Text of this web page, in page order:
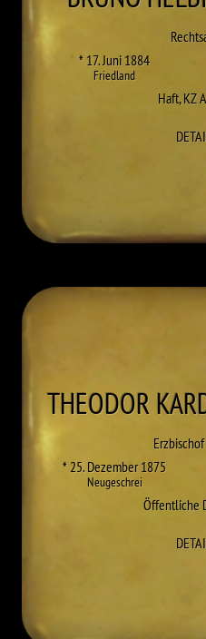
* 17. Juni 1884
Friedland
Haft,KZ
THEODOR
* 25. Dezember 1875
Neugeschrei
Öffentliche